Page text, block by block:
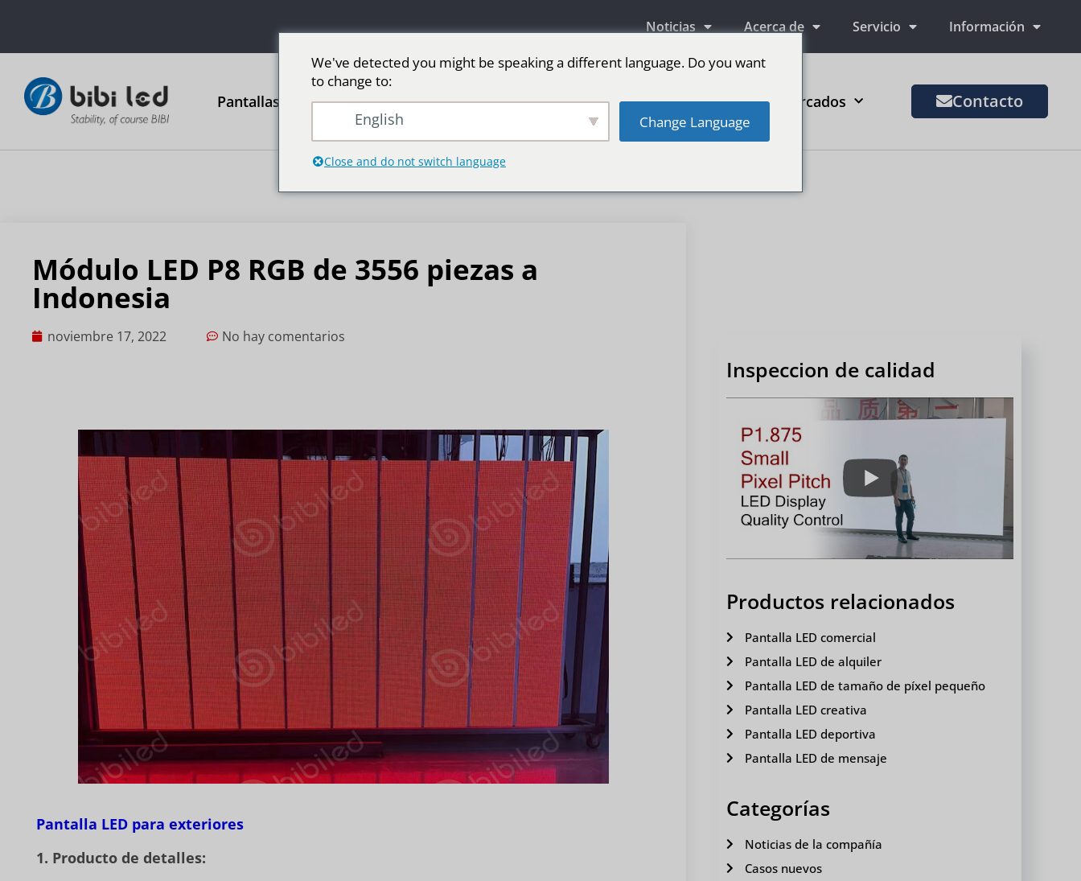
Noticias Acerca de Servicio Información
Pantallas publicitarias LED Pantalla LED para escenario Deporte Más mercados Contacto
Módulo LED P8 RGB de 3556 piezas a
Indonesia
noviembre 17, 2022 No hay comentarios
Pantalla LED para exteriores
1. Producto de detalles:
Inspeccion de calidad
Productos relacionados
Pantalla LED comercial
Pantalla LED de alquiler
Pantalla LED de tamaño de píxel pequeño
Pantalla LED creativa
Pantalla LED deportiva
Pantalla LED de mensaje
Categorías
Noticias de la compañía
Casos nuevos
We've detected you might be speaking a different language. Do you want
to change to:
English Change Language
Close and do not switch language